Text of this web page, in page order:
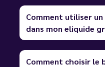
Comment utiliser
dans mon eliquide
Comment choisir le